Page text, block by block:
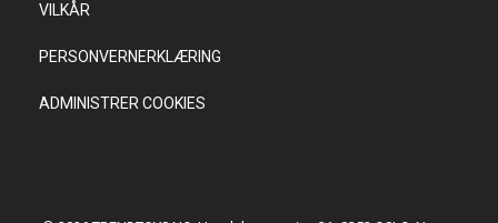
VILKÅR
PERSONVERNERKLÆRING
ADMINISTRER COOKIES